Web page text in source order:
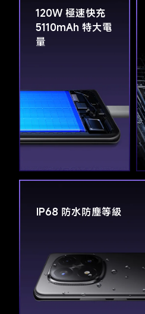
120W 極速快充
5110mAh 特大電
量
IP68 防水防塵等級